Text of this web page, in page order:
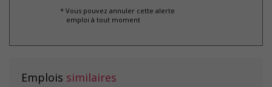
* Vous pouvez annuler cette alerte
emploi à tout moment
Emplois similaires